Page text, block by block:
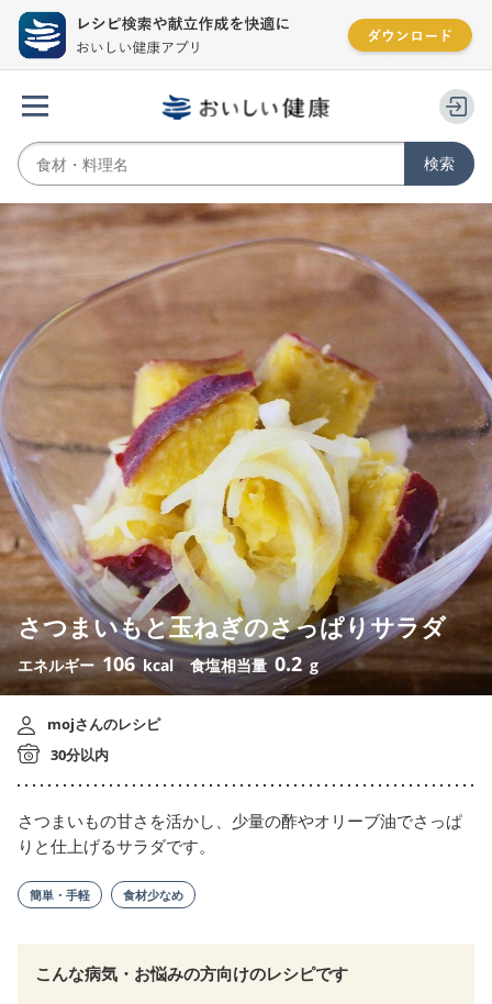
さつまいもと玉ねぎのさっぱりサラダ
エネルギー 106 kcal 食塩相当量 0.2 g
mojさんのレシピ
30分以内
さつまいもの甘さを活かし、少量の酢やオリーブ油でさっぱ
りと仕上げるサラダです。
簡単・手軽 食材少なめ
こんな病気・お悩みの方向けのレシピです